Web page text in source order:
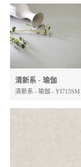
清新系 - 瑜伽